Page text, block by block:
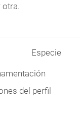
otra.
Especie
del perfil